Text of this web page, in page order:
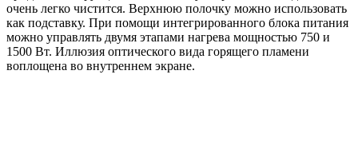
очень легко чистится. Верхнюю полочку можно использовать
как подставку. При помощи интегрированного блока питания
можно управлять двумя этапами нагрева мощностью 750 и
1500 Вт. Иллюзия оптического вида горящего пламени
воплощена во внутреннем экране.